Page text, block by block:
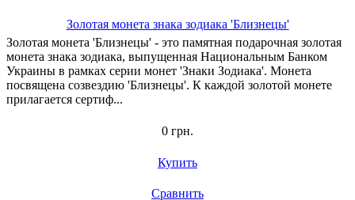
Золотая монета знака зодиака 'Близнецы'
Золотая монета 'Близнецы' - это памятная подарочная золотая
монета знака зодиака, выпущенная Национальным Банком
Украины в рамках серии монет 'Знаки Зодиака'. Монета
посвящена созвездию 'Близнецы'. К каждой золотой монете
прилагается сертиф...
0 грн.
Купить
Сравнить